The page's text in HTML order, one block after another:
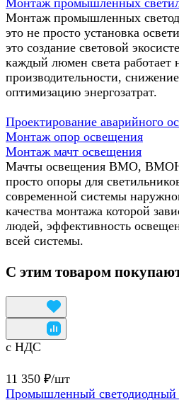
Монтаж промышленных
это не просто установка
это создание световой
каждый люмен света
производительности,
оптимизацию энергозатрат.
Проектирование аварийного
Монтаж опор освещения
Монтаж мачт освещения
Мачты освещения ВМО,
просто опоры для
современной системы
качества монтажа которой
людей, эффективность
всей системы.
С этим товаром
с НДС
11 350 ₽/шт
Промышленный светодиодный